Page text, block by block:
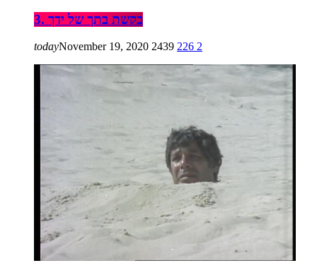
3. בקשת בתך של ידך
todayNovember 19, 2020 2439 226 2